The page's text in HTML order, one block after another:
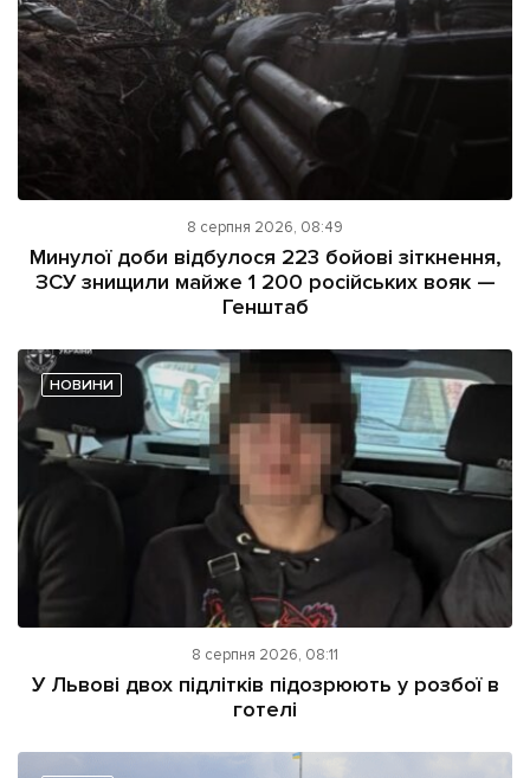
8 серпня 2026, 08:49
Минулої доби відбулося 223 бойові зіткнення,
ЗСУ знищили майже 1 200 російських вояк —
Генштаб
НОВИНИ
8 серпня 2026, 08:11
У Львові двох підлітків підозрюють у розбої в
готелі